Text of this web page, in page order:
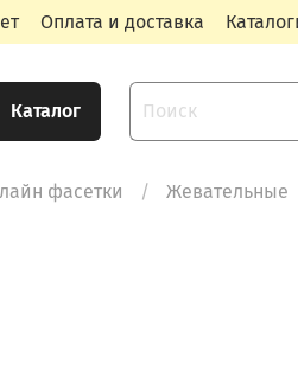
Оплата и доставка
Каталог
фасетки Жевательные